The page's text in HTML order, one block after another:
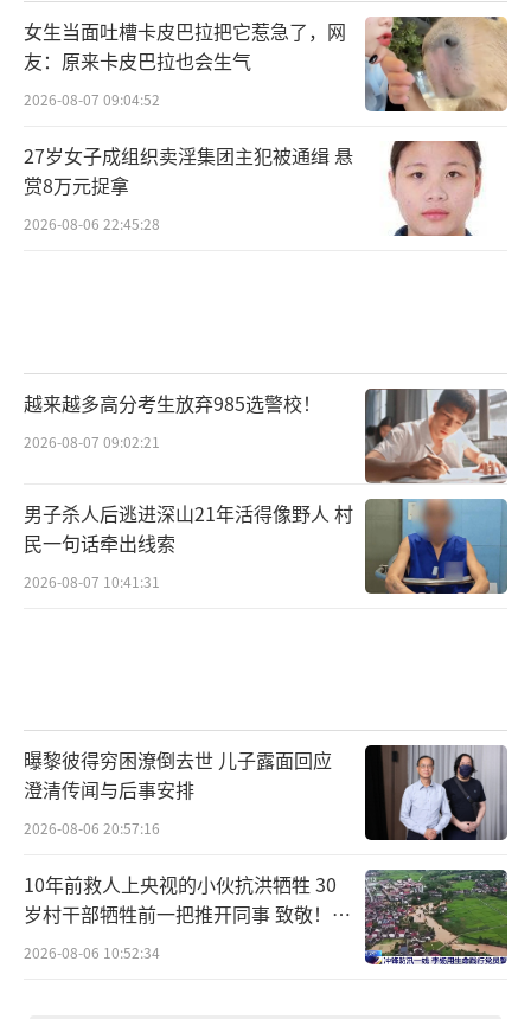
女生当面吐槽卡皮巴拉把它惹急了，网
友：原来卡皮巴拉也会生气
2026-08-07 09:04:52
27岁女子成组织卖淫集团主犯被通缉 悬
赏8万元捉拿
2026-08-06 22:45:28
越来越多高分考生放弃985选警校！
2026-08-07 09:02:21
男子杀人后逃进深山21年活得像野人 村
民一句话牵出线索
2026-08-07 10:41:31
曝黎彼得穷困潦倒去世 儿子露面回应
澄清传闻与后事安排
2026-08-06 20:57:16
10年前救人上央视的小伙抗洪牺牲 30
岁村干部牺牲前一把推开同事 致敬！送
别！
2026-08-06 10:52:34